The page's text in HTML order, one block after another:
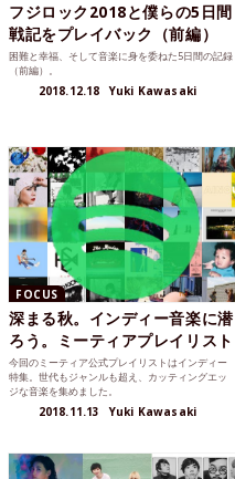
フジロック2018と僕らの5日間
戦記をプレイバック（前編）
困難と幸福、そして音楽に身を委ねた5日間の記録
（前編）。
2018.12.18 Yuki Kawasaki
FOCUS
深まる秋。インディー音楽に潜
ろう。ミーティアプレイリスト
今回のミーティア公式プレイリストはインディー
特集。世代もジャンルも超え、カッティングエッ
ジな音楽を集めました。
2018.11.13 Yuki Kawasaki